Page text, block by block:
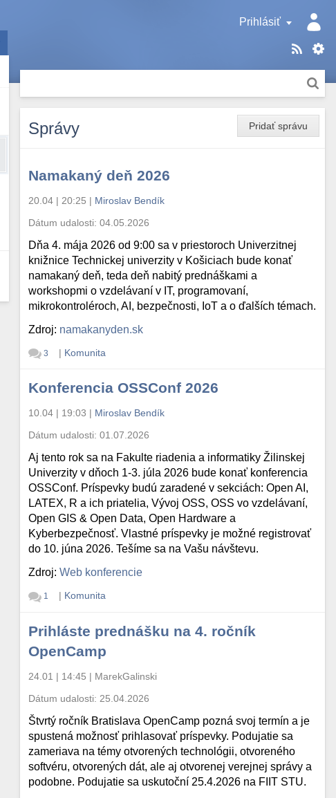
Prihlásiť
Pridať správu
Správy
Namakaný deň 2026
20.04 | 20:25 | Miroslav Bendík
Dátum udalosti:04.05.2026
Dňa 4. mája 2026 od 9:00 sa v priestoroch Univerzitnej
knižnice Technickej univerzity v Košiciach bude konať
namakaný deň, teda deň nabitý prednáškami a
workshopmi o vzdelávaní v IT, programovaní,
mikrokontroléroch, AI, bezpečnosti, IoT a o ďalších témach.
Zdroj: namakanyden.sk
3 | Komunita
Konferencia OSSConf 2026
10.04 | 19:03 | Miroslav Bendík
Dátum udalosti:01.07.2026
Aj tento rok sa na Fakulte riadenia a informatiky Žilinskej
Univerzity v dňoch 1-3. júla 2026 bude konať konferencia
OSSConf. Príspevky budú zaradené v sekciách: Open AI,
LATEX, R a ich priatelia, Vývoj OSS, OSS vo vzdelávaní,
Open GIS & Open Data, Open Hardware a
Kyberbezpečnosť. Vlastné príspevky je možné registrovať
do 10. júna 2026. Tešíme sa na Vašu návštevu.
Zdroj:Web konferencie
1 | Komunita
Prihláste prednášku na 4. ročník
OpenCamp
24.01 | 14:45 | MarekGalinski
Dátum udalosti: 25.04.2026
Štvrtý ročník Bratislava OpenCamp pozná svoj termín a je
spustená možnosť prihlasovať príspevky. Podujatie sa
zameriava na témy otvorených technológii, otvoreného
softvéru, otvorených dát, ale aj otvorenej verejnej správy a
podobne. Podujatie sa uskutoční 25.4.2026 na FIIT STU.